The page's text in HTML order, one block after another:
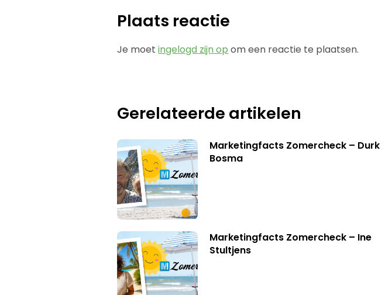
Plaats reactie
Je moetingelogd zijn op om een reactie te plaatsen.
Gerelateerde artikelen
Marketingfacts Zomercheck – Durk
Bosma
Marketingfacts Zomercheck – Ine
Stultjens